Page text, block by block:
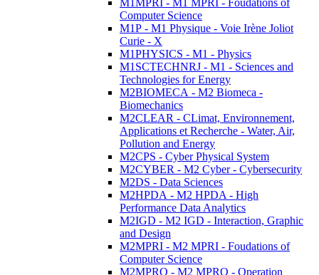
M1MPRI - M1 MPRI - Foudations of
Computer Science
M1P - M1 Physique - Voie Irène Joliot
Curie - X
M1PHYSICS - M1 - Physics
M1SCTECHNRJ - M1 - Sciences and
Technologies for Energy
M2BIOMECA - M2 Biomeca -
Biomechanics
M2CLEAR - CLimat, Environnement,
Applications et Recherche - Water, Air,
Pollution and Energy
M2CPS - Cyber Physical System
M2CYBER - M2 Cyber - Cybersecurity
M2DS - Data Sciences
M2HPDA - M2 HPDA - High
Performance Data Analytics
M2IGD - M2 IGD - Interaction, Graphic
and Design
M2MPRI - M2 MPRI - Foudations of
Computer Science
M2MPRO - M2 MPRO - Operation